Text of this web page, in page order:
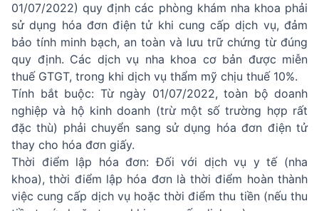
01/07/2022) quy định các phòng khám nha khoa phải
sử dụng hóa đơn điện tử khi cung cấp dịch vụ, đảm
bảo tính minh bạch, an toàn và lưu trữ chứng từ đúng
quy định. Các dịch vụ nha khoa cơ bản được miễn
thuế GTGT, trong khi dịch vụ thẩm mỹ chịu thuế 10%.
Tính bắt buộc: Từ ngày 01/07/2022, toàn bộ doanh
nghiệp và hộ kinh doanh (trừ một số trường hợp rất
đặc thù) phải chuyển sang sử dụng hóa đơn điện tử
thay cho hóa đơn giấy.
Thời điểm lập hóa đơn: Đối với dịch vụ y tế (nha
khoa), thời điểm lập hóa đơn là thời điểm hoàn thành
việc cung cấp dịch vụ hoặc thời điểm thu tiền (nếu thu